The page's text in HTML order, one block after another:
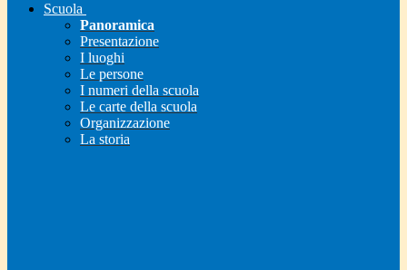
Scuola
Panoramica
Presentazione
I luoghi
Le persone
I numeri della scuola
Le carte della scuola
Organizzazione
La storia